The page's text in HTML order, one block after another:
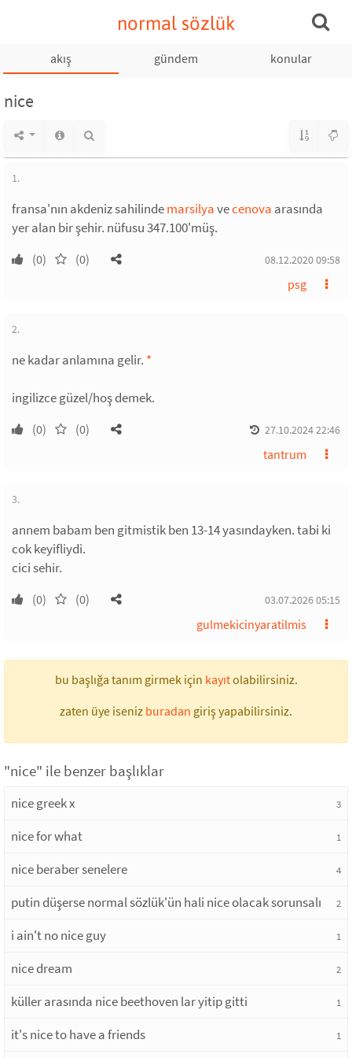
normal sözlük
akış gündem konular
nice
1.
fransa'nın akdeniz sahilindemarsilyavecenova arasında
yer alan bir şehir. nüfusu 347.100'müş.
(0) (0) 08.12.2020 09:58
psg
2.
ne kadar anlamına gelir. *
ingilizce güzel/hoş demek.
(0) (0) 27.10.2024 22:46
tantrum
3.
annem babam ben gitmistik ben 13-14 yasındayken. tabi ki
cok keyifliydi.
cici sehir.
(0) (0) 03.07.2026 05:15
gulmekicinyaratilmis
bu başlığa tanım girmek için kayıtolabilirsiniz.
zaten üye iseniz buradan giriş yapabilirsiniz.
"nice" ile benzer başlıklar
nice greek x 3
nice for what 1
nice beraber senelere 4
putin düşerse normal sözlük'ün hali nice olacak sorunsalı 2
i ain't no nice guy 1
nice dream 2
küller arasında nice beethoven lar yitip gitti 1
it's nice to have a friends 1